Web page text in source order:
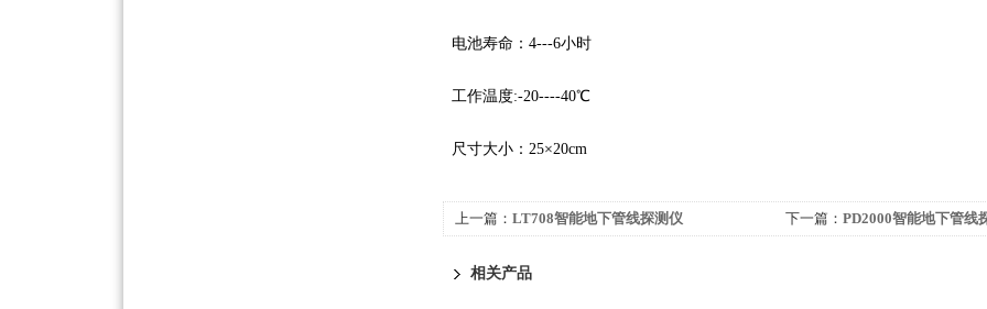
电池寿命：4---6小时
工作温度:-20----40℃
尺寸大小：25×20cm
上一篇： LT708智能地下管线探测仪 下一篇： PD2000智能地下管线
相关产品